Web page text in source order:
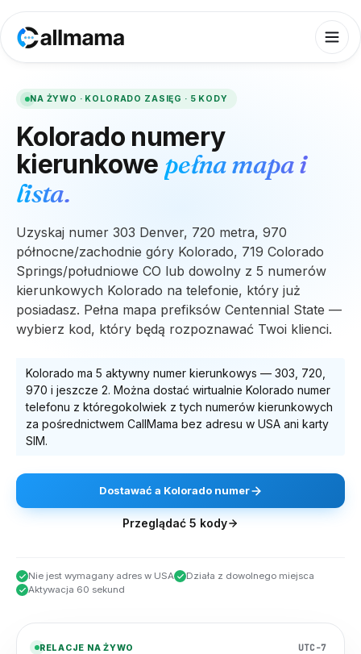
NA ŻYWO · KOLORADO ZASIĘG · 5 KODY
Koloradonumery
kierunkowe pełna mapa i
lista.
Uzyskaj numer 303 Denver, 720 metra, 970
północne/zachodnie góry Kolorado, 719 Colorado
Springs/południowe CO lub dowolny z 5 numerów
kierunkowych Kolorado na telefonie, który już
posiadasz. Pełna mapa prefiksów Centennial State —
wybierz kod, który będą rozpoznawać Twoi klienci.
Kolorado ma 5 aktywny numer kierunkowys — 303, 720,
970 i jeszcze 2. Można dostać wirtualnie Kolorado numer
telefonu z któregokolwiek z tych numerów kierunkowych
za pośrednictwem CallMama bez adresu w USA ani karty
SIM.
Dostawać a Koloradonumer
Przeglądać 5 kody
Nie jest wymagany adres w USA
Działa z dowolnego miejsca
Aktywacja 60 sekund
RELACJE NA ŻYWO UTC-7